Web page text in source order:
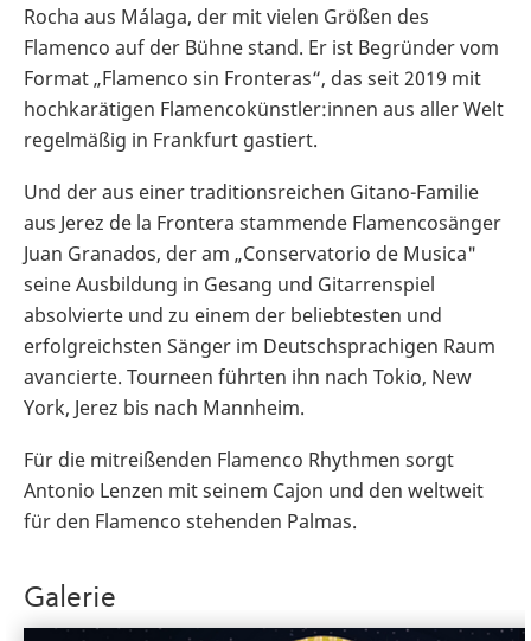
Rocha aus Málaga, der mit vielen Größen des
Flamenco auf der Bühne stand. Er ist Begründer vom
Format „Flamenco sin Fronteras“, das seit 2019 mit
hochkarätigen Flamencokünstler:innen aus aller Welt
regelmäßig in Frankfurt gastiert.
Und der aus einer traditionsreichen Gitano-Familie
aus Jerez de la Frontera stammende Flamencosänger
Juan Granados, der am „Conservatorio de Musica"
seine Ausbildung in Gesang und Gitarrenspiel
absolvierte und zu einem der beliebtesten und
erfolgreichsten Sänger im Deutschsprachigen Raum
avancierte. Tourneen führten ihn nach Tokio, New
York, Jerez bis nach Mannheim.
Für die mitreißenden Flamenco Rhythmen sorgt
Antonio Lenzen mit seinem Cajon und den weltweit
für den Flamenco stehenden Palmas.
Galerie